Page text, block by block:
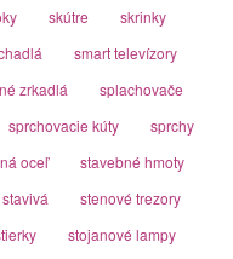
skútre
skrinky
smart televízory
zrkadlá
splachovače
sprchovacie kúty
sprchy
oceľ
stavebné hmoty
stavivá
stenové trezory
stojanové lampy